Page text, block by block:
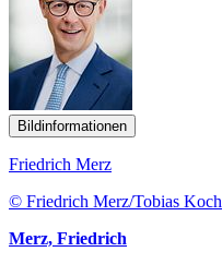
Bildinformationen
Friedrich Merz
© Friedrich Merz/Tobias Koch
Merz, Friedrich